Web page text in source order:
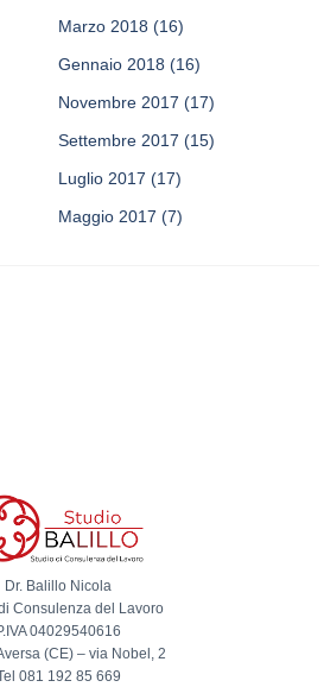
Marzo 2018 (16)
Gennaio 2018 (16)
Novembre 2017 (17)
Settembre 2017 (15)
Luglio 2017 (17)
Maggio 2017 (7)
Dr. Balillo Nicola
Consulenza del Lavoro
04029540616
(CE) – via Nobel, 2
081 192 85 669